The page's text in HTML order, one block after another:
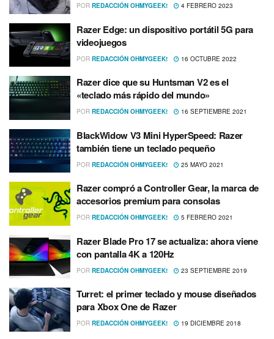
POR REDACCIÓN OHMYGEEK! 4 FEBRERO 2023
Razer Edge: un dispositivo portátil 5G para
videojuegos
POR REDACCIÓN OHMYGEEK! 16 OCTUBRE 2022
Razer dice que su Huntsman V2 es el
«teclado más rápido del mundo»
POR REDACCIÓN OHMYGEEK! 16 SEPTIEMBRE 2021
BlackWidow V3 Mini HyperSpeed: Razer
también tiene un teclado pequeño
POR REDACCIÓN OHMYGEEK! 25 MAYO 2021
Razer compró a Controller Gear, la marca de
accesorios premium para consolas
POR REDACCIÓN OHMYGEEK! 5 FEBRERO 2021
Razer Blade Pro 17 se actualiza: ahora viene
con pantalla 4K a 120Hz
POR REDACCIÓN OHMYGEEK! 23 SEPTIEMBRE 2019
Turret: el primer teclado y mouse diseñados
para Xbox One de Razer
POR REDACCIÓN OHMYGEEK! 19 DICIEMBRE 2018